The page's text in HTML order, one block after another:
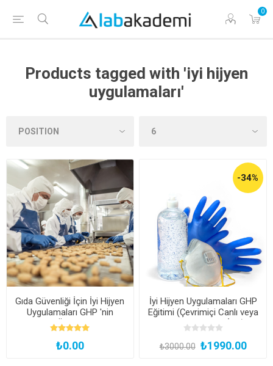
0
Products tagged with 'iyi hijyen
uygulamaları'
Gıda Güvenliği İçin İyi Hijyen
Uygulamaları GHP 'nin
Önemi
₺0.00
-34%
İyi Hijyen Uygulamaları GHP
Eğitimi (Çevrimiçi Canlı veya
Kayıttan Hemen İzle)
₺3000.00 ₺1990.00